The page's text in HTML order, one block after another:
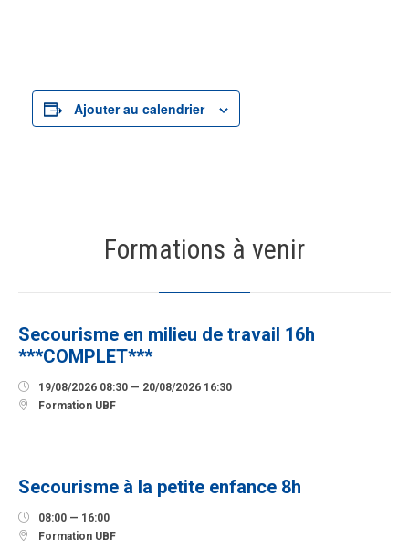
Ajouter au calendrier
Formations à venir
Secourisme en milieu de travail 16h
***COMPLET***
 19/08/2026 08:30 — 20/08/2026 16:30
 Formation UBF
Secourisme à la petite enfance 8h
 08:00 — 16:00
 Formation UBF